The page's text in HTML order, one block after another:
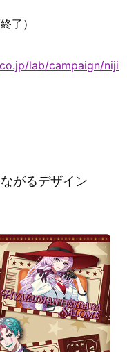
了）
lab/campaign/niji
がるデザイン